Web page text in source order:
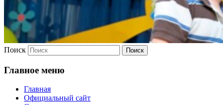
Поиск
Главное меню
Главная
Официальный сайт